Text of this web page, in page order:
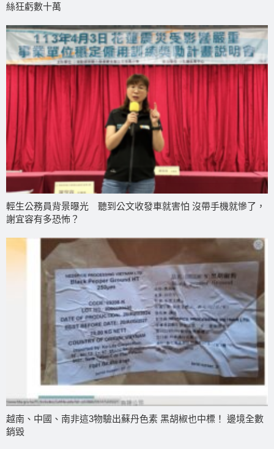
絲狂虧數十萬
輕生公務員背景曝光 聽到公文收發車就害怕 沒帶手機就慘了，
謝宜容有多恐怖？
越南、中國、南非這3物驗出蘇丹色素 黑胡椒也中標！ 邊境全數
銷毀